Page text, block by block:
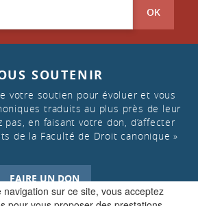
navigation sur ce site, vous acceptez
OK
SOUTENIR
votre soutien pour évoluer et vous
traduits au plus près de leur
pas, en faisant votre don, d’affecter
de la Faculté de Droit canonique »
FAIRE UN DON